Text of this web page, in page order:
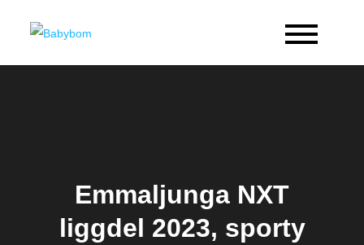
Emmaljunga NXT
liggdel 2023, sporty